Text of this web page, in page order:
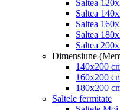
Saltea
Saltea
Saltea
Saltea
Saltea
Dimensiune
140x200
160x200
180x200
Saltele fermitate